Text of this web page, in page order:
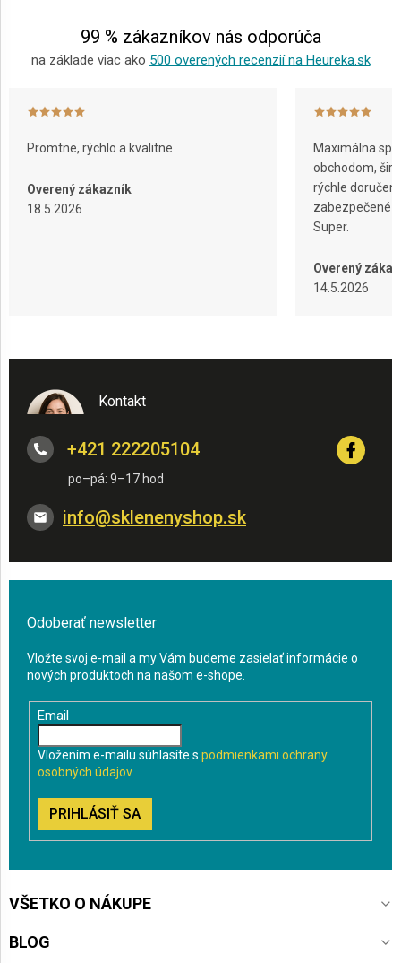
v
ý
99 % zákazníkov nás odporúča
na základe viac ako 500 overených recenzií na Heureka.sk
Promtne, rýchlo a kvalitne
Overený zákazník
18.5.2026
Maximálna
obchodom,
rýchle
zabezpečené
Super.
Overený
14.5.2026
Kontakt
info@sklenenyshop.sk
+421 222205104
Odoberať newsletter
Vložte svoj e-mail a my Vám budeme zasielať informácie o
nových produktoch na našom e-shope.
Email
Vložením e-mailu súhlasíte s podmienkami ochrany
osobných údajov
PRIHLÁSIŤ SA
VŠETKO O NÁKUPE
BLOG